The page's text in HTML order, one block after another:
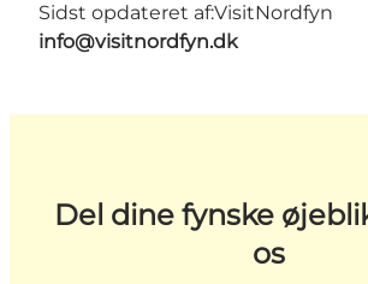
Sidst opdateret af:VisitNordfyn
info@visitnordfyn.dk
Del dine fynske
os